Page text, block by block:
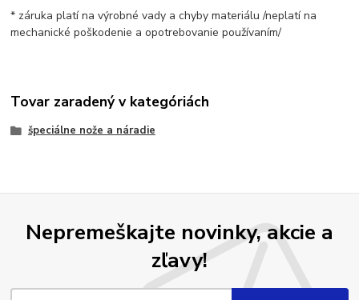
* záruka platí na výrobné vady a chyby materiálu /neplatí na
mechanické poškodenie a opotrebovanie používaním/
Tovar zaradený v kategóriách
špeciálne nože a náradie
Nepremeškajte novinky, akcie a
zľavy!